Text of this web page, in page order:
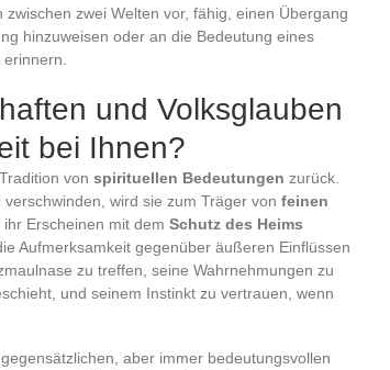
zwei Welten vor, fähig, einen Übergang
hinzuweisen oder an die Bedeutung eines
und Volksglauben
bei Ihnen?
von spirituellen Bedeutungen zurück.
wird sie zum Träger von feinen
ihr Erscheinen mit dem Schutz des Heims
Aufmerksamkeit gegenüber äußeren Einflüssen
zu treffen, seine Wahrnehmungen zu
und seinem Instinkt zu vertrauen, wenn
aber immer bedeutungsvollen